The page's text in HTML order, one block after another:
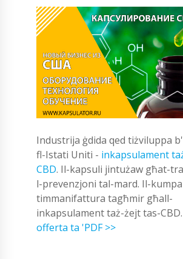
Industrija ġdida qed tiżviluppa
fl-Istati Uniti - inkapsulament
CBD. Il-kapsuli jintużaw għat-
l-prevenzjoni tal-mard. Il-
timmanifattura tagħmir għall-
inkapsulament taż-żejt tas-CBD.
offerta ta 'PDF >>